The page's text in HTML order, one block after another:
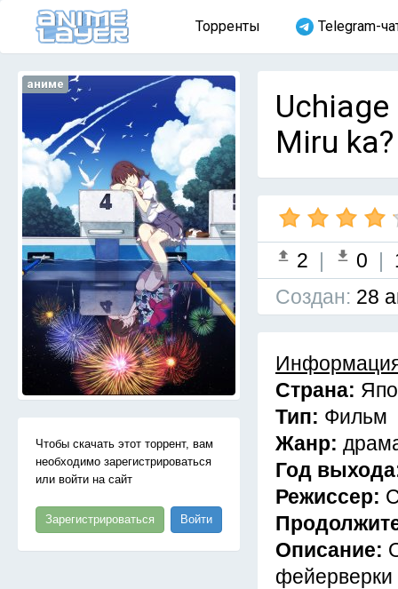
Торренты Telegram-
аниме
Чтобы скачать этот торрент, вам
необходимо зарегистрироваться
или войти на сайт
Зарегистрироваться Войти
Miru
2 | 0 |
Cоздан: 28
Страна:
Тип: Фильм
Жанр:
Год
Режиссер:
Описание:
фейерверки